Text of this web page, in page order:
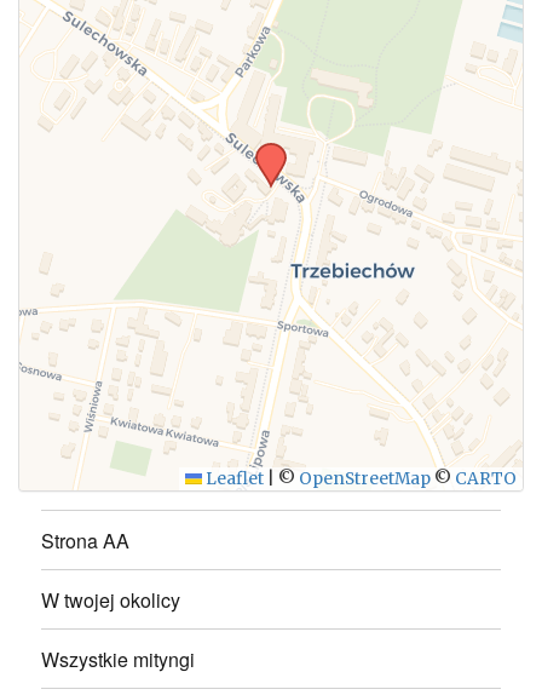
WYŚLIJ
Leaflet © OpenStreetMap © CARTO
Strona AA
W twojej okolicy
Wszystkie mityngi